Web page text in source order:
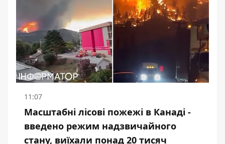
11:07
Масштабні лісові пожежі в Канаді -
введено режим надзвичайного
стану, виїхали понад 20 тисяч